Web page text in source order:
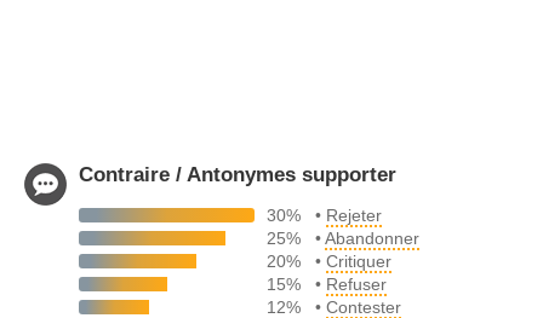
Contraire / Antonymes supporter
30% • Rejeter
25%
•Abandonner
20%
•Critiquer
15%
• Refuser
12%
•Contester